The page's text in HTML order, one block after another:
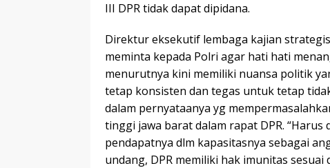
III DPR tidak dapat dipidana.
Direktur eksekutif lembaga kajian
meminta kepada Polri agar hati hati
menurutnya kini memiliki nuansa politik
tetap konsisten dan tegas untuk tetap
dalam pernyataanya yg
tinggi jawa barat dalam rapat DPR.
pendapatnya dlm kapasitasnya sebagai
undang, DPR memiliki hak imunitas sesuai